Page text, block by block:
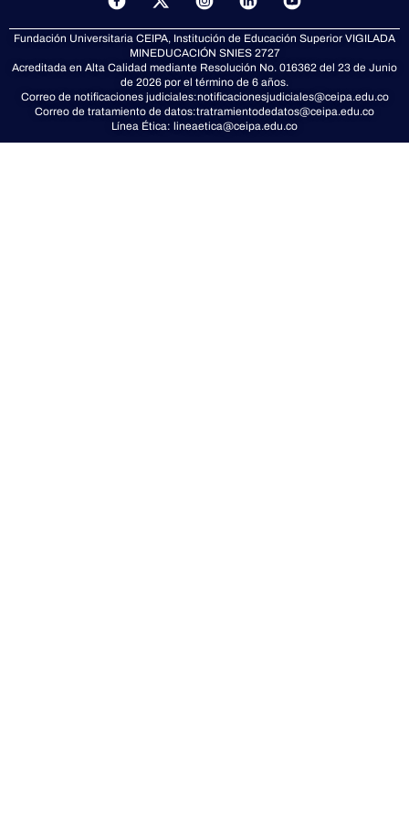
-
t
w
i
t
t
e
r
Fundación Universitaria CEIPA, Institución de Educación Superior VIGILADA
MINEDUCACIÓN SNIES 2727
Acreditada en Alta Calidad mediante Resolución No. 016362 del 23 de Junio
de 2026 por el término de 6 años.
Correo de notificaciones judiciales:notificacionesjudiciales@ceipa.edu.co
Correo de tratamiento de datos:tratramientodedatos@ceipa.edu.co
Línea Ética: lineaetica@ceipa.edu.co